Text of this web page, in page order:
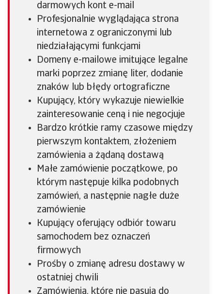
darmowych kont e-mail
Profesjonalnie wyglądająca strona
internetowa z ograniczonymi lub
niedziałającymi funkcjami
Domeny e-mailowe imitujące legalne
marki poprzez zmianę liter, dodanie
znaków lub błędy ortograficzne
Kupujący, który wykazuje niewielkie
zainteresowanie ceną i nie negocjuje
Bardzo krótkie ramy czasowe między
pierwszym kontaktem, złożeniem
zamówienia a żądaną dostawą
Małe zamówienie początkowe, po
którym następuje kilka podobnych
zamówień, a następnie nagłe duże
zamówienie
Kupujący oferujący odbiór towaru
samochodem bez oznaczeń
firmowych
Prośby o zmianę adresu dostawy w
ostatniej chwili
Zamówienia, które nie pasują do